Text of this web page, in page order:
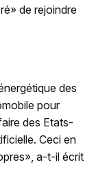
de rejoindre
des
pour
des Etats-
Ceci en
a-t-il écrit